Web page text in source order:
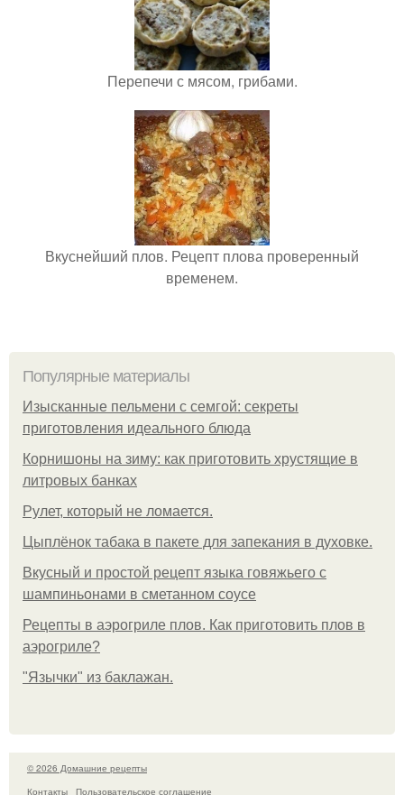
Перепечи с мясом, грибами.
Вкуснейший плов. Рецепт плова проверенный
временем.
Популярные материалы
Изысканные пельмени с семгой: секреты
приготовления идеального блюда
Корнишоны на зиму: как приготовить хрустящие в
литровых банках
Рулет, который не ломается.
Цыплёнок табака в пакете для запекания в духовке.
Вкусный и простой рецепт языка говяжьего с
шампиньонами в сметанном соусе
Рецепты в аэрогриле плов. Как приготовить плов в
аэрогриле?
"Язычки" из баклажан.
© 2026 Домашние рецепты
Контакты
Пользовательское соглашение